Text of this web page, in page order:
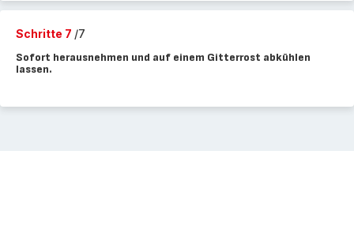
Schritte 7 /7
Sofort herausnehmen und auf einem Gitterrost abkühlen
lassen.